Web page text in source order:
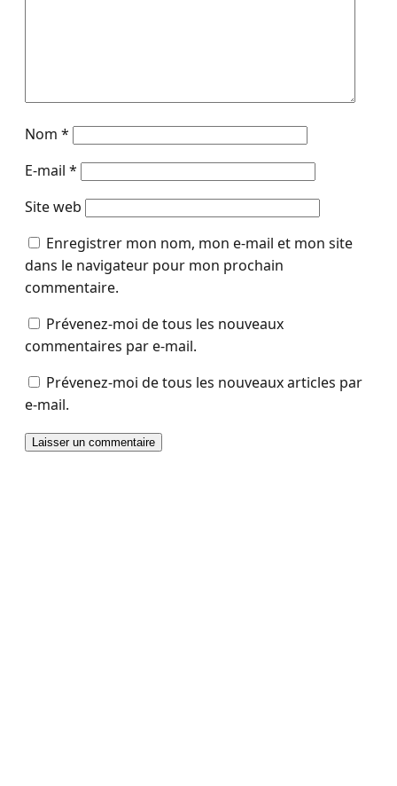
Nom *
E-mail *
Site web
Enregistrer mon nom, mon e-mail et mon site
dans le navigateur pour mon prochain
commentaire.
Prévenez-moi de tous les nouveaux
commentaires par e-mail.
Prévenez-moi de tous les nouveaux articles par
e-mail.